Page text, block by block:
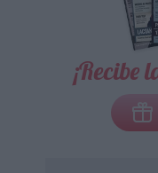
¡Recibe